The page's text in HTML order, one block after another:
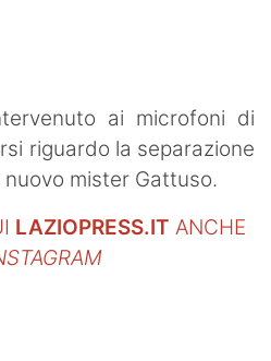
ai microfoni di
riguardo la separazione
mister Gattuso.
LAZIOPRESS.IT ANCHE